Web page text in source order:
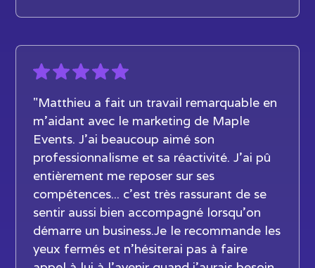
"Matthieu a fait un travail remarquable en
m'aidant avec le marketing de Maple
Events. J'ai beaucoup aimé son
professionnalisme et sa réactivité. J'ai pû
entièrement me reposer sur ses
compétences... c'est très rassurant de se
sentir aussi bien accompagné lorsqu'on
démarre un business.Je le recommande les
yeux fermés et n'hésiterai pas à faire